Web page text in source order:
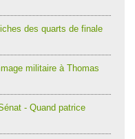
des quarts de finale
militaire à Thomas
- Quand patrice